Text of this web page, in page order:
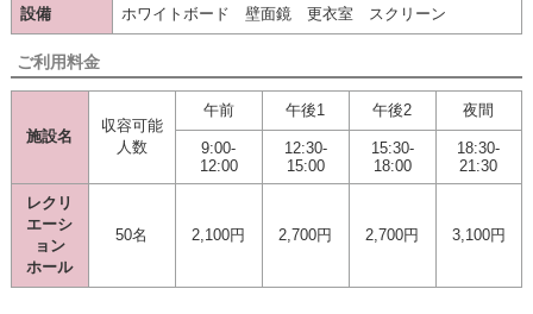
設備 ホワイトボード 壁面鏡 更衣室 スクリーン
ご利用料金
施設名
収容可能
人数
午前 午後1 午後2 夜間
9:00-
12:00
12:30-
15:00
15:30-
18:00
18:30-
21:30
レクリ
エーシ
ョン
ホール
50名 2,100円 2,700円 2,700円 3,100円